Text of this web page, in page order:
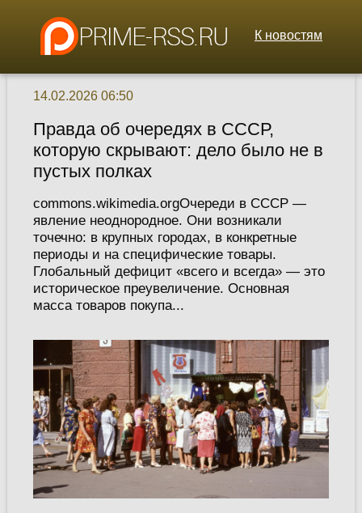
К новостям
14.02.2026 06:50
Правда об очередях в СССР,
которую скрывают: дело было не в
пустых полках
commons.wikimedia.orgОчереди в СССР —
явление неоднородное. Они возникали
точечно: в крупных городах, в конкретные
периоды и на специфические товары.
Глобальный дефицит «всего и всегда» — это
историческое преувеличение. Основная
масса товаров покупа...